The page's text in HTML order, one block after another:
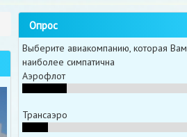
Опрос
Выберите авиакомпанию, которая Вам
наиболее симпатична
Аэрофлот
Трансаэро